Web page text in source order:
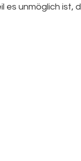
unmöglich ist,